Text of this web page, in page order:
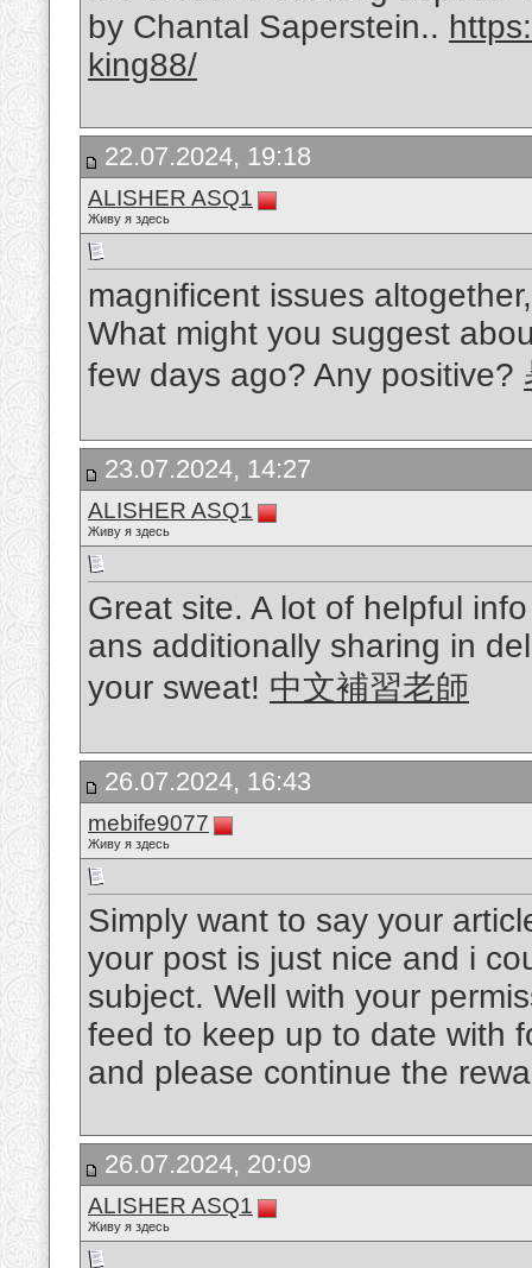
by Chantal Saperstein..
king88/
22.07.2024, 19:18
ALISHER ASQ1
Живу я здесь
magnificent issues
What might you suggest
few days ago? Any positive?
23.07.2024, 14:27
ALISHER ASQ1
Живу я здесь
Great site. A lot of helpful
ans additionally sharing in
your sweat! 中文補習老師
26.07.2024, 16:43
mebife9077
Живу я здесь
Simply want to say your
your post is just nice and i
subject. Well with your
feed to keep up to date with
and please continue the
26.07.2024, 20:09
ALISHER ASQ1
Живу я здесь